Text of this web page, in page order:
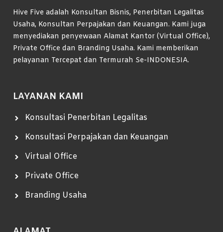
Hive Five adalah Konsultan Bisnis, Penerbitan Legalitas
Usaha, Konsultan Perpajakan dan Keuangan. Kami juga
menyediakan penyewaan Alamat Kantor (Virtual Office),
Private Office dan Branding Usaha. Kami memberikan
pelayanan Tercepat dan Termurah Se-INDONESIA.
LAYANAN KAMI
Konsultasi Penerbitan Legalitas
Konsultasi Perpajakan dan Keuangan
Virtual Office
Private Office
Branding Usaha